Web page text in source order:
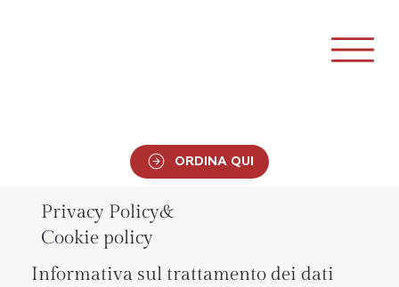
ORDINA QUI
Privacy Policy&
Cookie policy
Informativa sul trattamento dei dati